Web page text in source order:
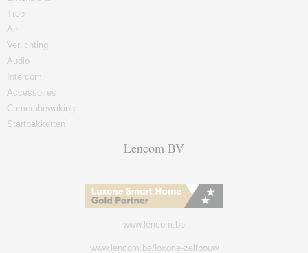
Tree
Air
Verlichting
Audio
Intercom
Accessoires
Camerabewaking
Startpakketten
Lencom BV
www.lencom.be
www.lencom.be/loxone-zelfbouw